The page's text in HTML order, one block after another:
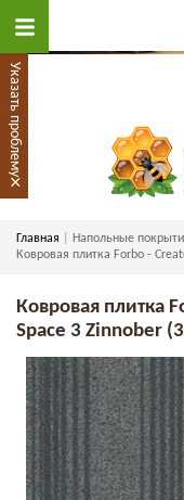
Главная Напольные
Ковровая плитка Forbo -
Ковровая плитка
Space 3 Zinnober
Указать проблему
×